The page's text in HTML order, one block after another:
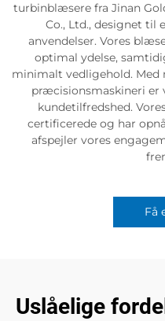
turbinblæsere fra Jinan
Co., Ltd., designet til
anvendelser. Vores
optimal ydelse,
minimalt vedligehold.
præcisionsmaskineri er
kundetilfredshed.
certificerede og har
afspejler vores
Få
Uslåelige